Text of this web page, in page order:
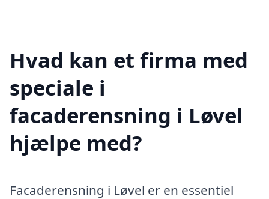
Hvad kan et firma med
speciale i
facaderensning i Løvel
hjælpe med?
Facaderensning i Løvel er en essentiel